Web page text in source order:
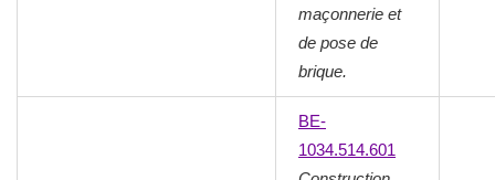
maçonnerie et
de pose de
brique.
BE-
1034.514.601